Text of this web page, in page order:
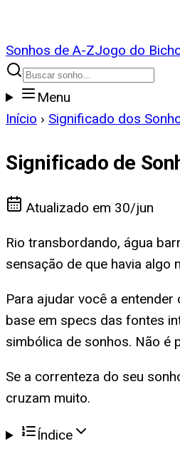
Sonhos de A-ZJogo do
Menu
Início › Significado dos
Significado de
Atualizado em 30/jun
Rio transbordando, água
sensação de que havia algo
Para ajudar você a
base em specs das fontes
simbólica de sonhos. Não é
Se a correnteza do seu
cruzam muito.
Índice